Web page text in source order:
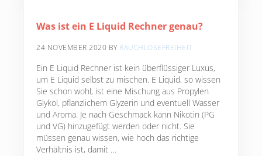
Was ist ein E Liquid Rechner genau?
24 NOVEMBER 2020 BY RAUCHLOSEFREIHEIT
Ein E Liquid Rechner ist kein überflüssiger Luxus,
um E Liquid selbst zu mischen. E Liquid, so wissen
Sie schon wohl, ist eine Mischung aus Propylen
Glykol, pflanzlichem Glyzerin und eventuell Wasser
und Aroma. Je nach Geschmack kann Nikotin (PG
und VG) hinzugefügt werden oder nicht. Sie
müssen genau wissen, wie hoch das richtige
Verhältnis ist, damit …